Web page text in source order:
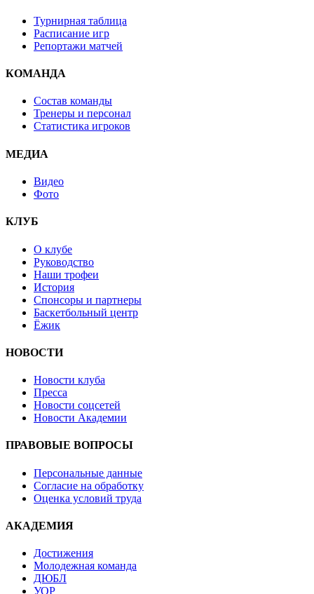
Турнирная таблица
Расписание игр
Репортажи матчей
КОМАНДА
Состав команды
Тренеры и персонал
Статистика игроков
МЕДИА
Видео
Фото
КЛУБ
О клубе
Руководство
Наши трофеи
История
Спонсоры и партнеры
Баскетбольный центр
Ёжик
НОВОСТИ
Новости клуба
Пресса
Новости соцсетей
Новости Академии
ПРАВОВЫЕ ВОПРОСЫ
Персональные данные
Согласие на обработку
Оценка условий труда
АКАДЕМИЯ
Достижения
Молодежная команда
ДЮБЛ
УОР